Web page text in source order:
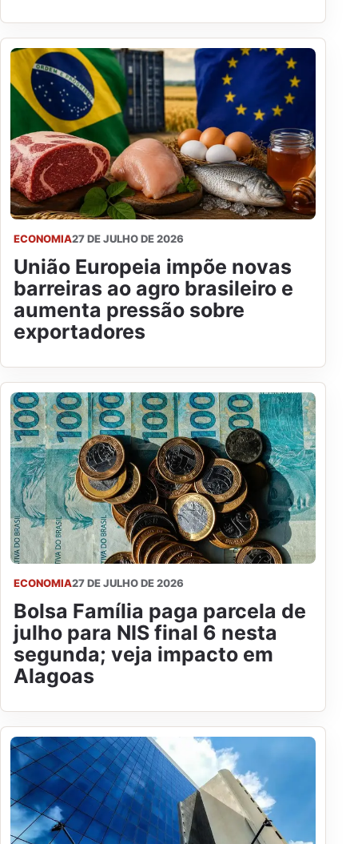
ECONOMIA27 DE JULHO DE 2026
União Europeia impõe novas
barreiras ao agro brasileiro e
aumenta pressão sobre
exportadores
ECONOMIA27 DE JULHO DE 2026
Bolsa Família paga parcela de
julho para NIS final 6 nesta
segunda; veja impacto em
Alagoas